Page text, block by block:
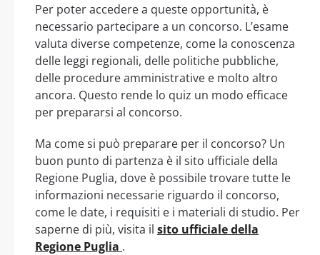
Per poter accedere a queste opportunità, è
necessario partecipare a un concorso. L’esame
valuta diverse competenze, come la conoscenza
delle leggi regionali, delle politiche pubbliche,
delle procedure amministrative e molto altro
ancora. Questo rende lo quiz un modo efficace
per prepararsi al concorso.
Ma come si può preparare per il concorso? Un
buon punto di partenza è il sito ufficiale della
Regione Puglia, dove è possibile trovare tutte le
informazioni necessarie riguardo il concorso,
come le date, i requisiti e i materiali di studio. Per
saperne di più, visita il sito ufficiale della
Regione Puglia .